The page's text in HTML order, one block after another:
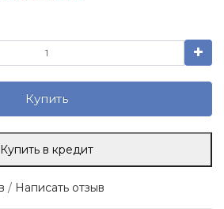
Купить
Купить в кредит
/ Написать отзыв